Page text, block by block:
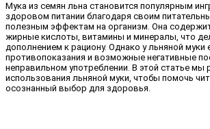
Мука из семян льна становится популярным
здоровом питании благодаря своим
полезным эффектам на организм. Она содержит
жирные кислоты, витамины и минералы, что
дополнением к рациону. Однако у льняной муки
противопоказания и возможные негативные
неправильном употреблении. В этой статье мы
использования льняной муки, чтобы помочь
осознанный выбор для здоровья.